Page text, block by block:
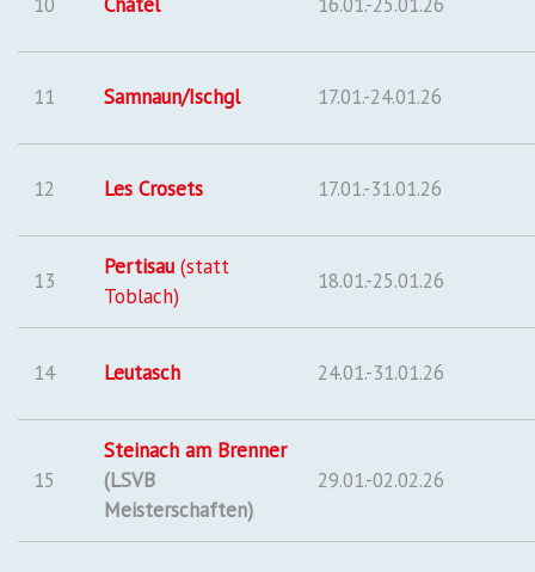
11 Samnaun/Ischgl 17.01.-24.01.26
12 Les Crosets 17.01.-31.01.26
13
Pertisau (statt
Toblach)
18.01.-25.01.26
14 Leutasch 24.01.-31.01.26
15
Steinach am Brenner
(LSVB
Meisterschaften)
29.01.-02.02.26